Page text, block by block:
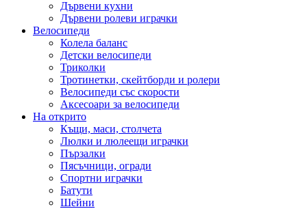
Дървени кухни
Дървени ролеви играчки
Велосипеди
Колела баланс
Детски велосипеди
Триколки
Тротинетки, скейтборди и ролери
Велосипеди със скорости
Аксесоари за велосипеди
На открито
Къщи, маси, столчета
Люлки и люлеещи играчки
Пързалки
Пясъчници, огради
Спортни играчки
Батути
Шейни